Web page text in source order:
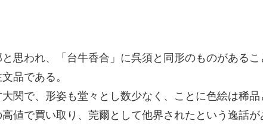
思われ、「台牛香合」に呉須と同形のものがある
品である。
関で、形姿も堂々とし数少なく、ことに色絵は稀
値で買い取り、莞爾として他界されたという逸話が